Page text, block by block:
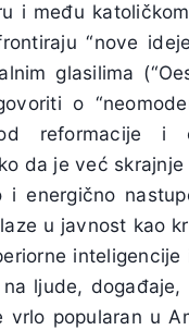
i među
“nove
glasilima
o
reformacije i
da je već
energično
u javnost kao
ljude, događaje,
popularan u